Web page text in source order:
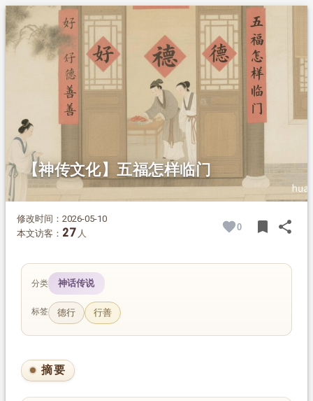
1. 摘要
2. 正文
2.1. 什么是五福
2.2.
五福的核心是好德
好德才能五福临门
【神传文化】五福怎样临门
修改时间：2026-05-10
本文访客： 27 人
0 bookmark share
分类 神话传说
标签 德行 行善
摘要